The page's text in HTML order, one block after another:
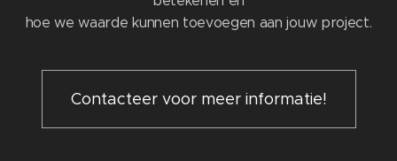
hoe we waarde kunnen toevoegen aan jouw project.
Contacteer voor meer informatie!